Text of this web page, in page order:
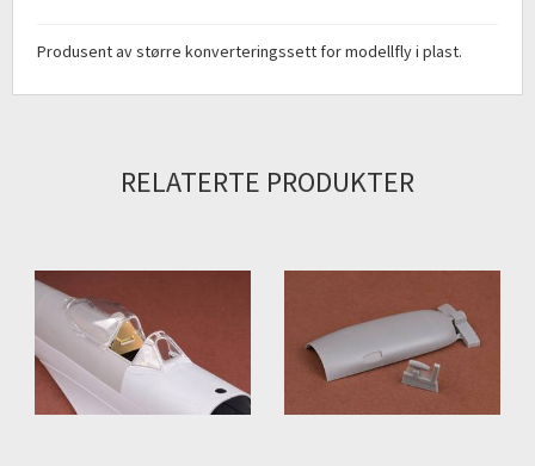
Produsent av større konverteringssett for modellfly i plast.
RELATERTE PRODUKTER